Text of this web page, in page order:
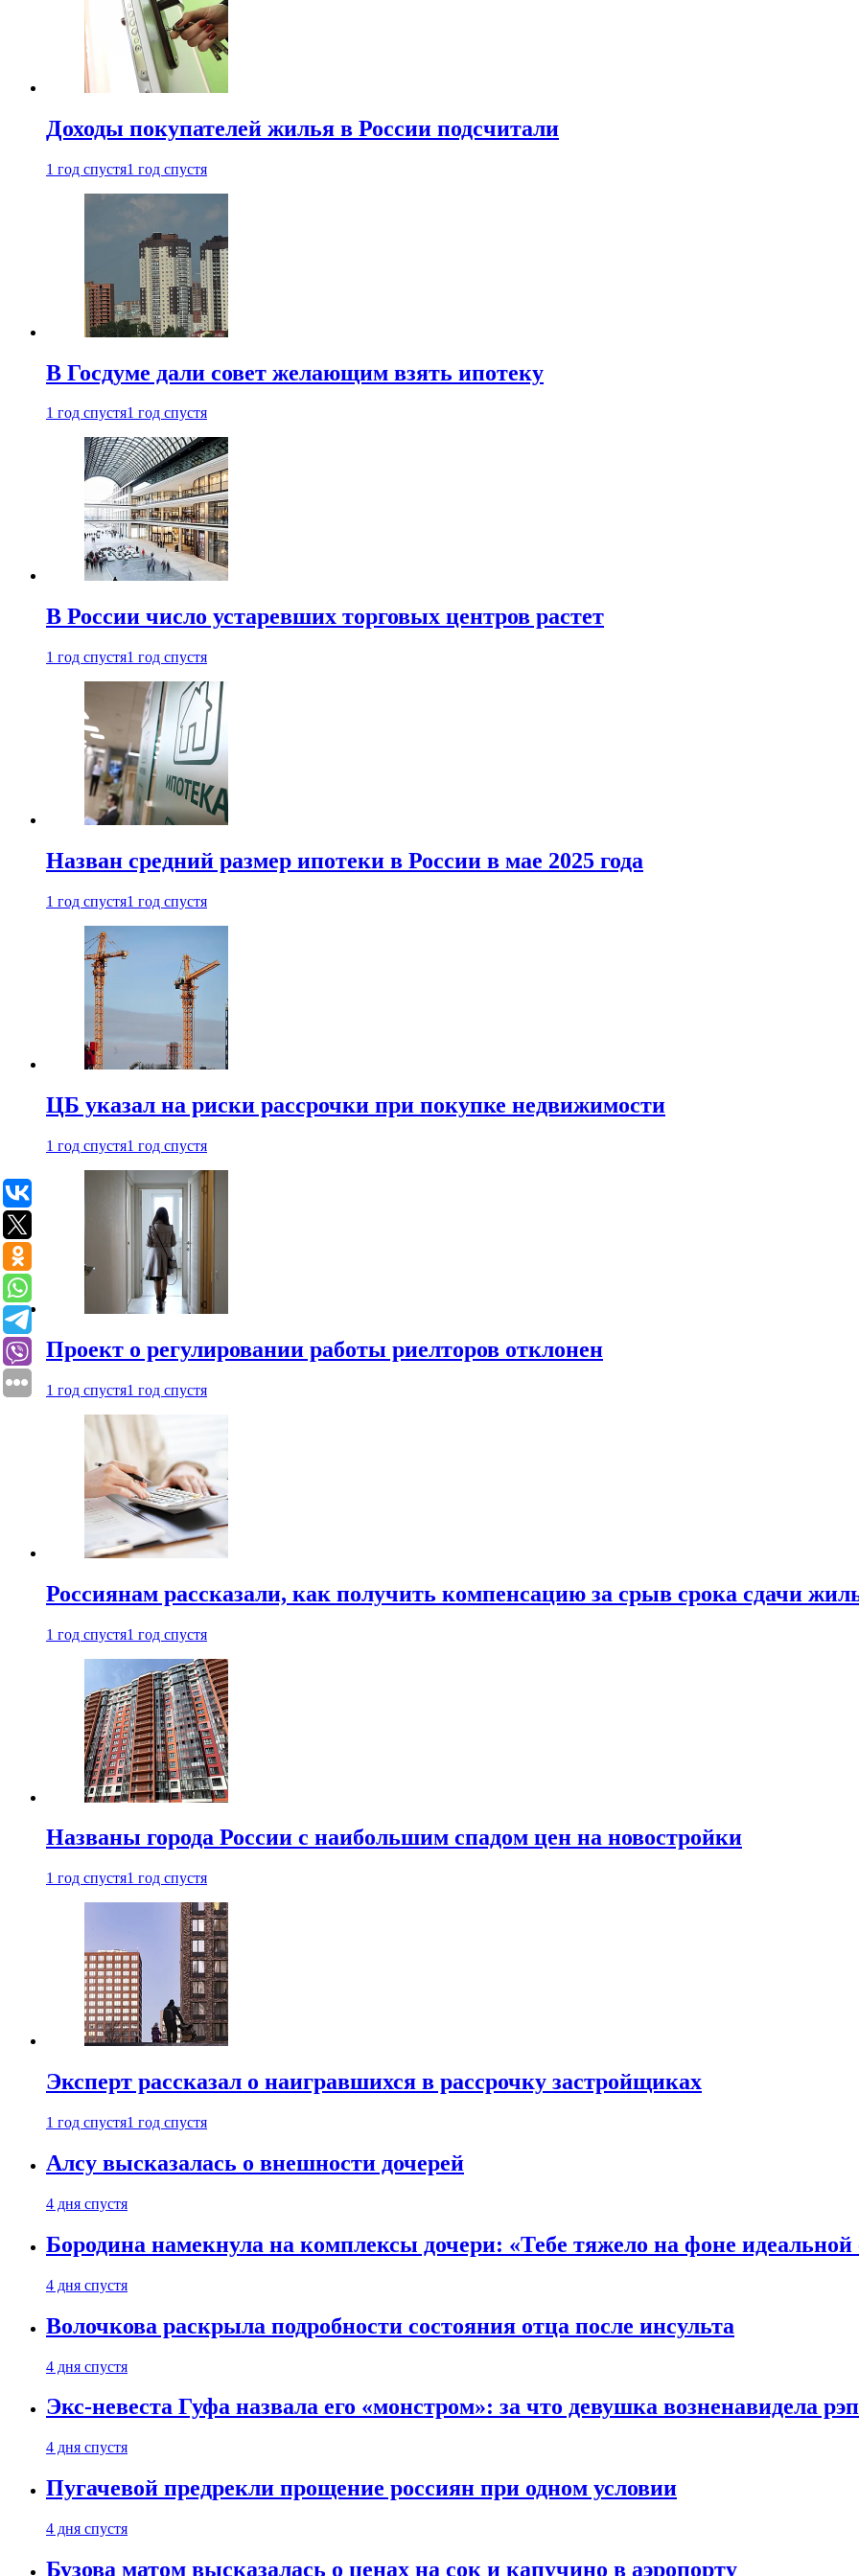
Доходы покупателей жилья в России подсчитали
1 год спустя1 год спустя
В Госдуме дали совет желающим взять ипотеку
1 год спустя1 год спустя
В России число устаревших торговых центров растет
1 год спустя1 год спустя
Назван средний размер ипотеки в России в мае 2025 года
1 год спустя1 год спустя
ЦБ указал на риски рассрочки при покупке недвижимости
1 год спустя1 год спустя
Проект о регулировании работы риелторов отклонен
1 год спустя1 год спустя
Россиянам рассказали, как получить компенсацию за срыв срока сдачи
1 год спустя1 год спустя
Названы города России с наибольшим спадом цен на новостройки
1 год спустя1 год спустя
Эксперт рассказал о наигравшихся в рассрочку застройщиках
1 год спустя1 год спустя
Алсу высказалась о внешности дочерей
4 дня спустя
Бородина намекнула на комплексы дочери: «Тебе тяжело на фоне идеальной
4 дня спустя
Волочкова раскрыла подробности состояния отца после инсульта
4 дня спустя
Экс-невеста Гуфа назвала его «монстром»: за что девушка возненавидела
4 дня спустя
Пугачевой предрекли прощение россиян при одном условии
4 дня спустя
Бузова матом высказалась о ценах на сок и капучино в аэропорту